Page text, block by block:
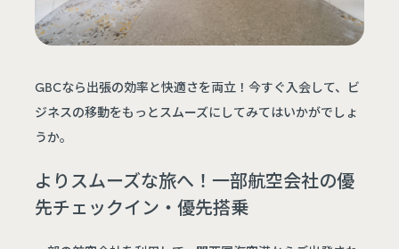
GBCなら出張の効率と快適さを両立！今すぐ入会して、ビ
ジネスの移動をもっとスムーズにしてみてはいかがでしょ
うか。
よりスムーズな旅へ！一部航空会社の優
先チェックイン・優先搭乗